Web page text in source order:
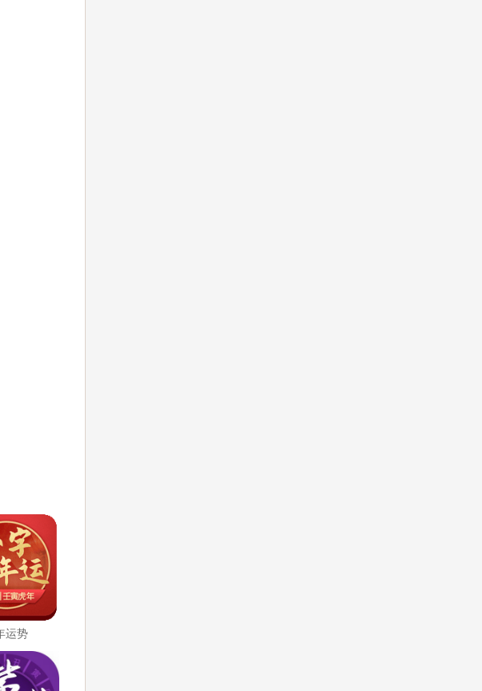
运势